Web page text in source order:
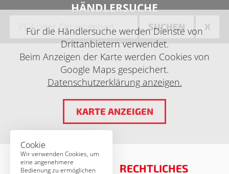
HÄNDLERSUCHE
SUCHEN X
Für die Händlersuche werden Dienste von
Drittanbietern verwendet.
Beim Anzeigen der Karte werden Cookies von
Google Maps gespeichert.
Datenschutzerklärung anzeigen.
KARTE ANZEIGEN
RECHTLICHES
Cookie
Wir verwenden Cookies, um
eine angenehmere
Bedienung zu ermöglichen